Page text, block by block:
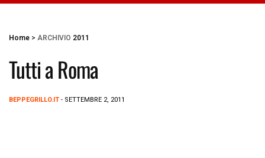
Home > ARCHIVIO 2011
Tutti a Roma
BEPPEGRILLO.IT - SETTEMBRE 2, 2011